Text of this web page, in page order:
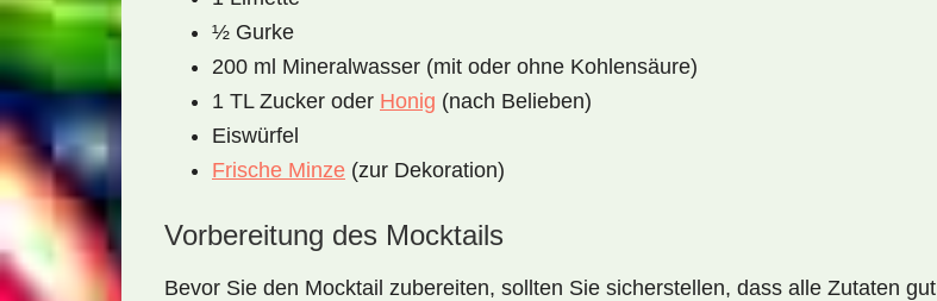
½ Gurke
200 ml Mineralwasser (mit oder ohne Kohlensäure)
1 TL Zucker oder Honig (nach Belieben)
Eiswürfel
Frische Minze (zur Dekoration)
Vorbereitung des Mocktails
Bevor Sie den Mocktail zubereiten, sollten Sie sicherstellen, dass alle Zutaten gut